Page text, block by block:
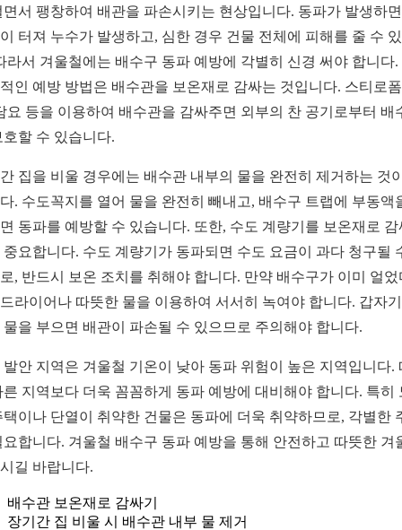
면서 팽창하여 배관을 파손시키는 현상입니다. 동파가 발생하
터져 누수가 발생하고, 심한 경우 건물 전체에 피해를 줄 수
라서 겨울철에는 배수구 동파 예방에 각별히 신경 써야 합니다.
인 예방 방법은 배수관을 보온재로 감싸는 것입니다. 스티로
요 등을 이용하여 배수관을 감싸주면 외부의 찬 공기로부터 배
호할 수 있습니다.
집을 비울 경우에는 배수관 내부의 물을 완전히 제거하는 것
. 수도꼭지를 열어 물을 완전히 빼내고, 배수구 트랩에 부동액
동파를 예방할 수 있습니다. 또한, 수도 계량기를 보온재로 감
중요합니다. 수도 계량기가 동파되면 수도 요금이 과다 청구될
, 반드시 보온 조치를 취해야 합니다. 만약 배수구가 이미 얼었
라이어나 따뜻한 물을 이용하여 서서히 녹여야 합니다. 갑자
물을 부으면 배관이 파손될 수 있으므로 주의해야 합니다.
발안 지역은 겨울철 기온이 낮아 동파 위험이 높은 지역입니다.
른 지역보다 더욱 꼼꼼하게 동파 예방에 대비해야 합니다. 특히
택이나 단열이 취약한 건물은 동파에 더욱 취약하므로, 각별한
요합니다. 겨울철 배수구 동파 예방을 통해 안전하고 따뜻한 겨
길 바랍니다.
배수관 보온재로 감싸기
장기간 집 비울 시 배수관 내부 물 제거